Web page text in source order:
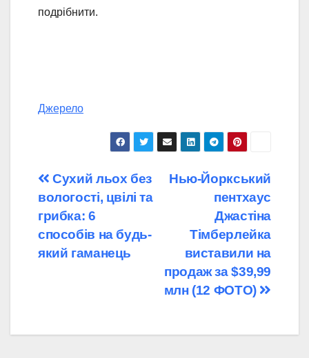
подрібнити.
Джерело
Навігація
записів
Нью-Йоркський
пентхаус
Джастіна
Тімберлейка
виставили на
продаж за $39,99
млн (12 ФОТО)
Сухий льох без
вологості, цвілі та
грибка: 6
способів на будь-
який гаманець